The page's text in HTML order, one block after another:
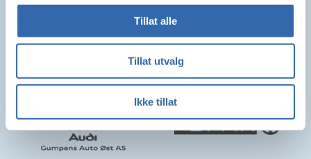
Tillat alle
Tillat utvalg
Ikke tillat